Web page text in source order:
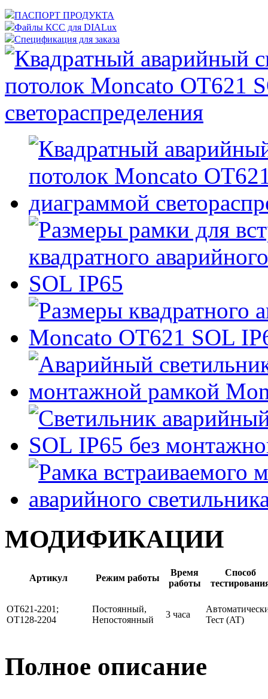
ПАСПОРТ ПРОДУКТА
Файлы КСС для DIALux
Спецификация для заказа
МОДИФИКАЦИИ
Артикул Режим работы
Время
работы
Способ
OT621-2201;
OT128-2204
Постоянный,
Непостоянный
3 часа
Тест (AT)
Полное описание